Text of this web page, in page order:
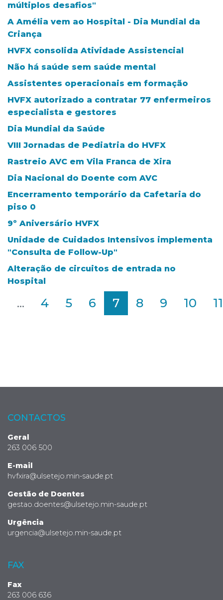
múltiplos desafios"
A Amélia vem ao Hospital - Dia Mundial da
Criança
HVFX consolida Atividade Assistencial
Não há saúde sem saúde mental
Assistentes operacionais em formação
HVFX autorizado a contratar 77 enfermeiros
especialista e gestores
Dia Mundial da Saúde
VIII Jornadas de Pediatria do HVFX
Rastreio AVC em Vila Franca de Xira
Dia Nacional do Doente com AVC
Encerramento temporário da Cafetaria do
piso 0
9º Aniversário HVFX
Unidade de Cuidados Intensivos implementa
"Consulta de Follow-Up"
Alteração de circuitos de entrada no
Hospital
... 4 5 6 7 8 9 10 11
CONTACTOS
Geral
263 006 500
E-mail
hvfxira@ulsetejo.min-saude.pt
Gestão de Doentes
gestao.doentes@ulsetejo.min-saude.pt
Urgência
urgencia@ulsetejo.min-saude.pt
FAX
Fax
263 006 636